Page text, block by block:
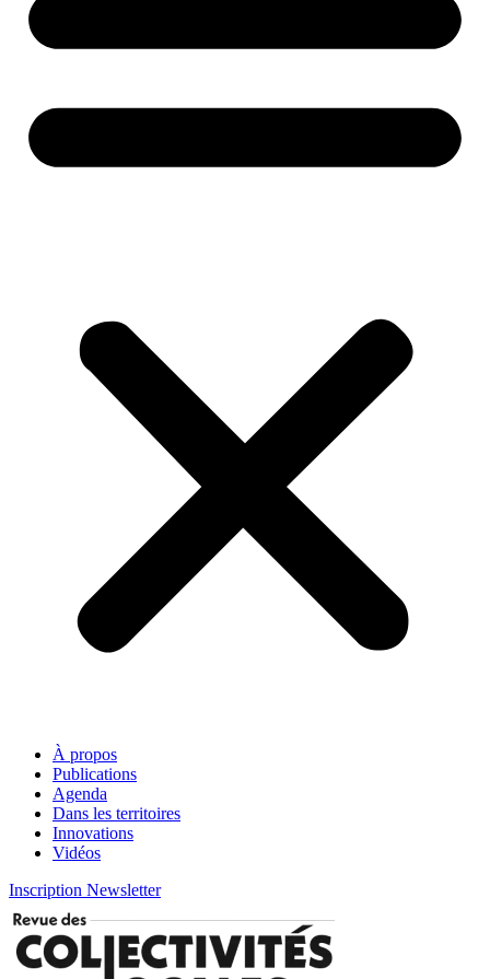
À propos
Publications
Agenda
Dans les territoires
Innovations
Vidéos
Inscription Newsletter